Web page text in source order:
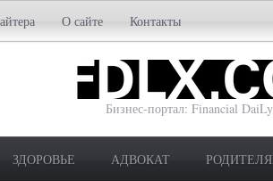
О сайте Контакты
Бизнес-портал: Financial
ЗДОРОВЬЕ АДВОКАТ